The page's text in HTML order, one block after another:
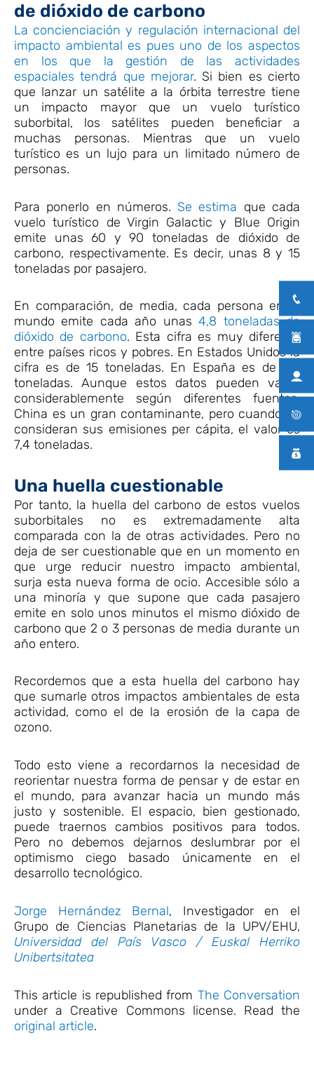
de dióxido de carbono
La concienciación y regulación internacional del
impacto ambiental es pues uno de los aspectos
en los que la gestión de las actividades
espaciales tendrá que mejorar. Si bien es cierto
que lanzar un satélite a la órbita terrestre tiene
un impacto mayor que un vuelo turístico
suborbital, los satélites pueden beneficiar a
muchas personas. Mientras que un vuelo
turístico es un lujo para un limitado número de
personas.
Para ponerlo en números. Se estima que cada
vuelo turístico de Virgin Galactic y Blue Origin
emite unas 60 y 90 toneladas de dióxido de
carbono, respectivamente. Es decir, unas 8 y 15
toneladas por pasajero.
En comparación, de media, cada persona en el
mundo emite cada año unas4,8 toneladas de
dióxido de carbono. Esta cifra es muy diferente
entre países ricos y pobres. En Estados Unidos la
cifra es de 15 toneladas. En España es de 5,4
toneladas. Aunque estos datos pueden variar
considerablemente según diferentes fuentes.
China es un gran contaminante, pero cuando se
consideran sus emisiones per cápita, el valor es
7,4 toneladas.
Una huella cuestionable
Por tanto, la huella del carbono de estos vuelos
suborbitales no es extremadamente alta
comparada con la de otras actividades. Pero no
deja de ser cuestionable que en un momento en
que urge reducir nuestro impacto ambiental,
surja esta nueva forma de ocio. Accesible sólo a
una minoría y que supone que cada pasajero
emite en solo unos minutos el mismo dióxido de
carbono que 2 o 3 personas de media durante un
año entero.
Recordemos que a esta huella del carbono hay
que sumarle otros impactos ambientales de esta
actividad, como el de la erosión de la capa de
ozono.
Todo esto viene a recordarnos la necesidad de
reorientar nuestra forma de pensar y de estar en
el mundo, para avanzar hacia un mundo más
justo y sostenible. El espacio, bien gestionado,
puede traernos cambios positivos para todos.
Pero no debemos dejarnos deslumbrar por el
optimismo ciego basado únicamente en el
desarrollo tecnológico.
Jorge Hernández Bernal, Investigador en el
Grupo de Ciencias Planetarias de la UPV/EHU,
Universidad del País Vasco / Euskal Herriko
Unibertsitatea
This article is republished from The Conversation
under a Creative Commons license. Read the
original article.